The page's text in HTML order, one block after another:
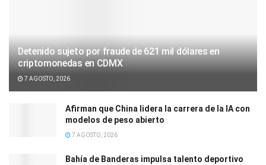
Detenido sujeto por fraude de 621 mil dólares en
criptomonedas en CDMX
7 AGOSTO, 2026
Afirman que China lidera la carrera de la IA con
modelos de peso abierto
7 AGOSTO, 2026
Bahía de Banderas impulsa talento deportivo